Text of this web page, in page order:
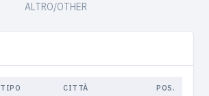
ALTRO/OTHER
TIPO CITTÀ POS.